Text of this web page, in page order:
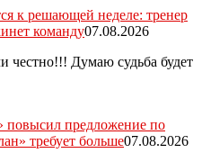
к решающей неделе: тренер
команду07.08.2026
честно!!! Думаю судьба будет
повысил предложение по
требует больше07.08.2026